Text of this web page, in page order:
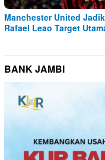
Manchester United
Rafael Leao Target
BANK JAMBI